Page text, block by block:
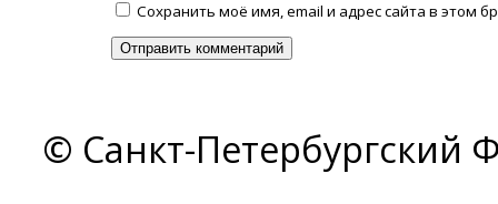
Сохранить моё имя, email и адрес сайта в этом
© Санкт-Петербургский